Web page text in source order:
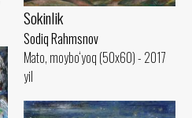
Sokinlik
Sodiq Rahmsnov
Mato, moybo‘yoq (50x60) - 2017
yil